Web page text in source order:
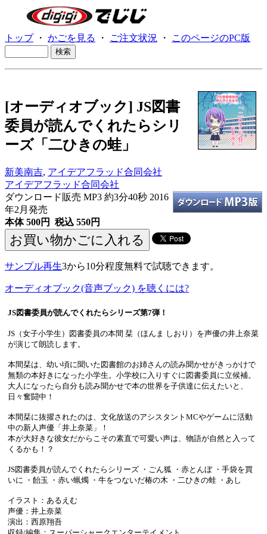
トップ・ かごを見る ・ ご注文状況 ・ このページのPC版
[オーディオブック] JS図書
委員が読んでくれたらシリ
ーズ「二ひきの蛙」
新美南吉, アイデアフラッド合同会社
アイデアフラッド合同会社
ダウンロード販売 MP3 約3分40秒 2016
年2月発売
本体 500円 税込 550円
サンプル再生3から10分程度無料で試聴できます。
オーディオブック(音声ブック) を聴くには?
JS図書委員が読んでくれたらシリーズ第7弾！
JS（女子小学生）図書委員の本間 栞（ほんま しおり）を声優の井上奈菜
が演じて朗読します。
本間栞は、幼い頃に聞いた図書館のお姉さんの読み聞かせがきっかけで
無類の本好きになった小学生。小学校に入りすぐに図書委員に立候補。
大人になったら自分も読み聞かせで本の世界を子供達に伝えたいと、
日々奮闘中！
本間栞に抜擢されたのは、文化放送のアシスタントMCやゲームに活動
中の新人声優「井上奈菜」！
本が大好きな彼女だからこその素直で可愛い声は、物語が自然と入って
くるかも！？
JS図書委員が読んでくれたらシリーズ ・ごん狐 ・赤とんぼ ・手袋を買
いに ・飴玉 ・赤い蝋燭 ・牛をつないだ椿の木 ・二ひきの蛙 ・あし
イラスト：あるえむ
声優：井上奈菜
演出：西原翔吾